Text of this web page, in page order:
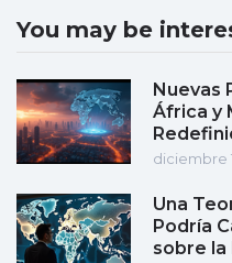
You may be
Nuevas
África y
diciembre
Una
Podría
sobre la